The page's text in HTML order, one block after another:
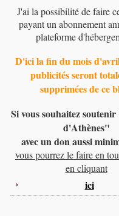
J'ai la possibilité de faire
payant un abonnement
plateforme
D'ici la fin du mois
publicités seront
supprimées de ce
Si vous souhaitez
d'Athènes"
avec un don aussi
vous pourrez le faire en
en cliquant
ici